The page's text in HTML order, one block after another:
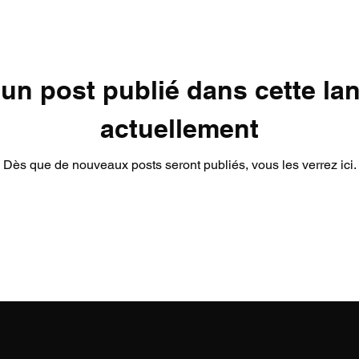
post publié dans cette
actuellement
Dès que de nouveaux posts seront publiés, vous les verrez ici.